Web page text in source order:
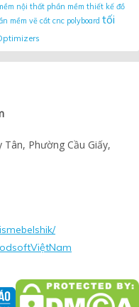
nội thất phần mềm thiết kế đồ
mềm vẽ cắt cnc polyboard tối
Phường Cầu Giấy,